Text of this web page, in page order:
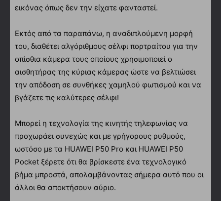
εικόνας όπως δεν την είχατε φανταστεί.
Εκτός από τα παραπάνω, η αναδιπλούμενη μορφή
του, διαθέτει αλγόριθμους σέλφι πορτραίτου για την
οπίσθια κάμερα τους οποίους χρησιμοποιεί ο
αισθητήρας της κύριας κάμερας ώστε να βελτιώσει
την απόδοση σε συνθήκες χαμηλού φωτισμού και να
βγάζετε τις καλύτερες σέλφι!
Μπορεί η τεχνολογία της κινητής τηλεφωνίας να
προχωράει συνεχώς και με γρήγορους ρυθμούς,
ωστόσο με τα HUAWEI P50 Pro και HUAWEI P50
Pocket ξέρετε ότι θα βρίσκεστε ένα τεχνολογικό
βήμα μπροστά, απολαμβάνοντας σήμερα αυτό που οι
άλλοι θα αποκτήσουν αύριο.